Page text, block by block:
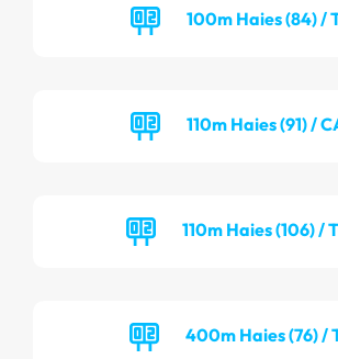
100m Haies (84) /
110m Haies (91) /
110m Haies (106) /
400m Haies (76) /